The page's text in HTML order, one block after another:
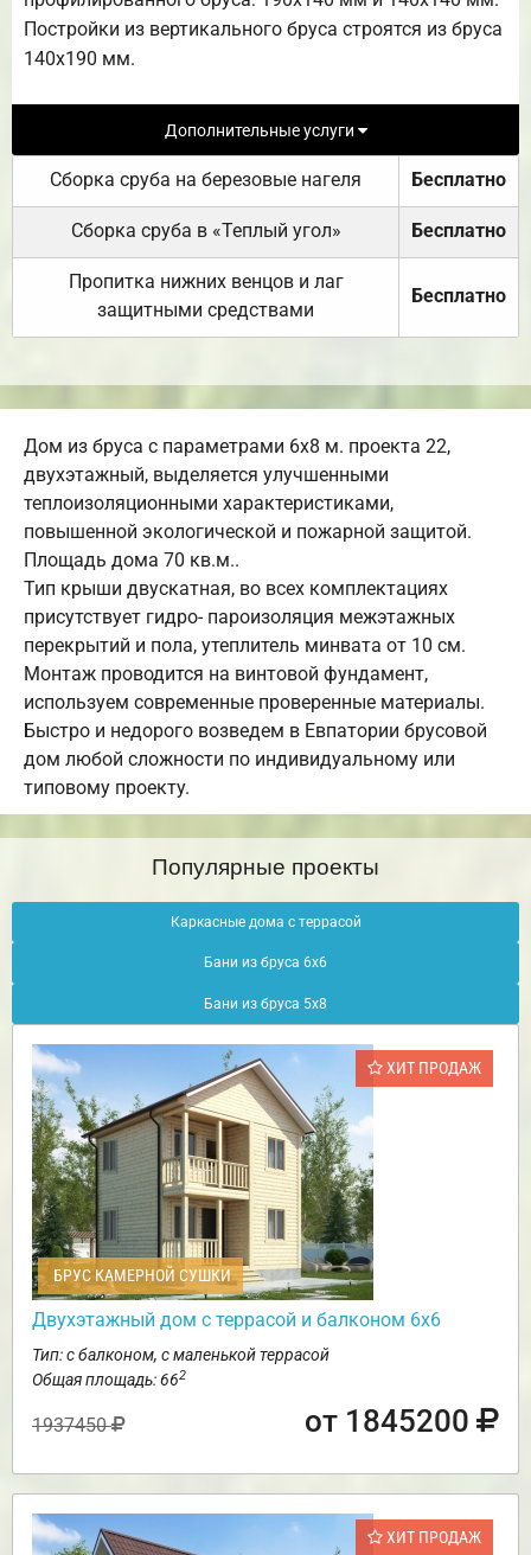
Постройки из вертикального бруса строятся из бруса
140х190 мм.
Дополнительные услуги
Сборка сруба на березовые нагеля Бесплатно
Сборка сруба в «Теплый угол» Бесплатно
Пропитка нижних венцов и лаг
защитными средствами
Бесплатно
Дом из бруса с параметрами 6х8 м. проекта 22,
двухэтажный, выделяется улучшенными
теплоизоляционными характеристиками,
повышенной экологической и пожарной защитой.
Площадь дома 70 кв.м..
Тип крыши двускатная, во всех комплектациях
присутствует гидро- пароизоляция межэтажных
перекрытий и пола, утеплитель минвата от 10 см.
Монтаж проводится на винтовой фундамент,
используем современные проверенные материалы.
Быстро и недорого возведем в Евпатории брусовой
дом любой сложности по индивидуальному или
типовому проекту.
Популярные проекты
Каркасные дома с террасой
Бани из бруса 6х6
Бани из бруса 5х8
ХИТ ПРОДАЖ
БРУС КАМЕРНОЙ СУШКИ
Двухэтажный дом с террасой и балконом 6х6
Тип: с балконом, с маленькой террасой
Общая площадь: 662
1937450 от 1845200
ХИТ ПРОДАЖ